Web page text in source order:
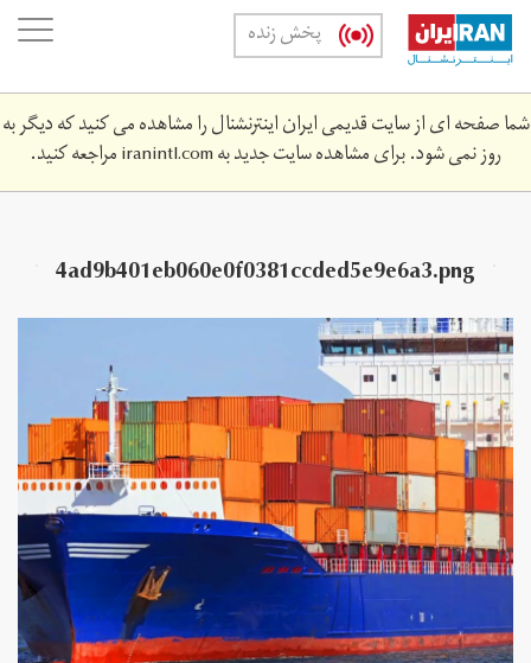
Skip
main
content
پخش زنده
شما صفحه ای از سایت قدیمی ایران اینترنشنال را مشاهده می کنید که دیگر به
روز نمی شود. برای مشاهده سایت جدید بهiranintl.comمراجعه کنید.
4ad9b401eb060e0f0381ccded5e9e6a3.png